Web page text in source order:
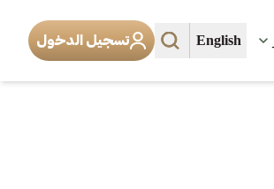
English تسجيل الدخول